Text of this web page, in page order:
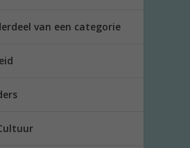
van een categorie